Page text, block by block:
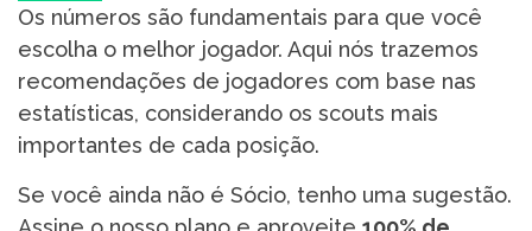
Os números são fundamentais para que você
escolha o melhor jogador. Aqui nós trazemos
recomendações de jogadores com base nas
estatísticas, considerando os scouts mais
importantes de cada posição.
Se você ainda não é Sócio, tenho uma sugestão.